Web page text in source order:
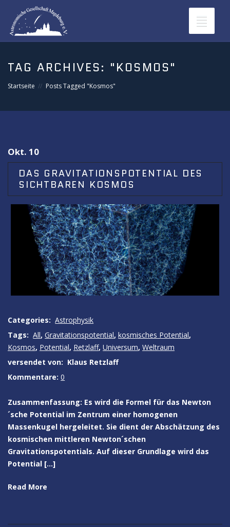
Toggle
TAG ARCHIVES: "KOSMOS"
Startseite Posts Tagged "Kosmos"
Okt. 10
DAS GRAVITATIONSPOTENTIAL DES
SICHTBAREN KOSMOS
Categories: Astrophysik
Tags: All,Gravitationspotential,kosmisches Potential,
Kosmos, Potential, Retzlaff, Universum, Weltraum
versendet von: Klaus Retzlaff
Kommentare: 0
Zusammenfassung: Es wird die Formel für das Newton
´sche Potential im Zentrum einer homogenen
Massenkugel hergeleitet. Sie dient der Abschätzung des
kosmischen mittleren Newton´schen
Gravitationspotentials. Auf dieser Grundlage wird das
Potential […]
Read More